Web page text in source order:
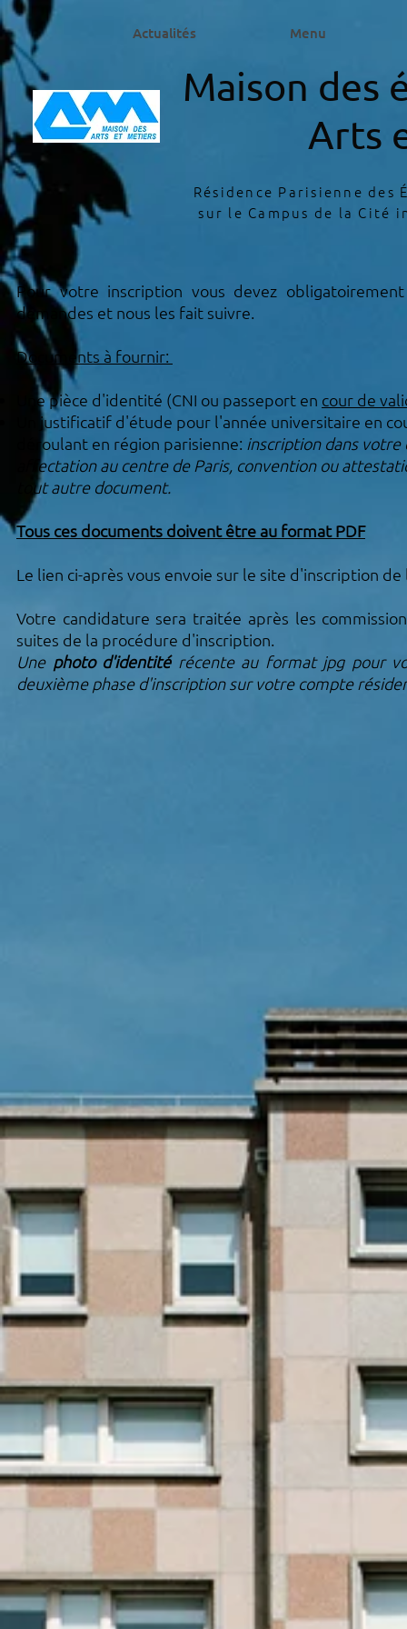
Actualités Menu
Maison des
Arts
Résidence Parisienne
sur le Campus de la Cité
Pour votre inscription vous devez
demandes et nous les fait suivre.
Documents à fournir:
Une pièce d'identité (CNI ou passeport en cour de
Un justificatif d'étude pour l'année universitaire en
déroulant en région parisienne: inscription dans
affectation au centre de Paris, convention ou
tout autre document.
Tous ces documents doivent être au format PDF
Le lien ci-après vous envoie sur le site d'inscription de
Votre candidature sera traitée après les
suites de la procédure d'inscription.
Une photo d'identitérécente au format jpg pour
deuxième phase d'inscription sur votre compte